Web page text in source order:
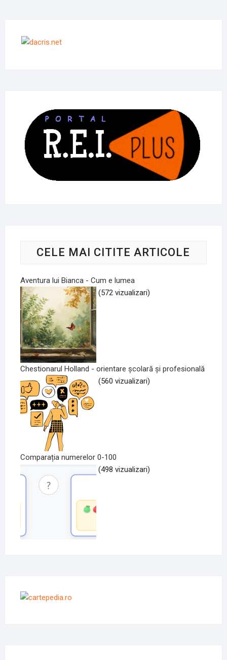
CELE MAI CITITE ARTICOLE
Aventura lui Bianca - Cum e lumea
(572 vizualizari)
Chestionarul Holland - orientare școlară și profesională
(560 vizualizari)
Comparația numerelor 0-100
(498 vizualizari)